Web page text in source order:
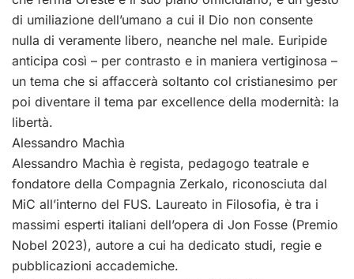
di umiliazione dell’umano a cui il Dio non consente
nulla di veramente libero, neanche nel male. Euripide
anticipa così – per contrasto e in maniera vertiginosa –
un tema che si affaccerà soltanto col cristianesimo per
poi diventare il tema par excellence della modernità: la
libertà.
Alessandro Machìa
Alessandro Machìa è regista, pedagogo teatrale e
fondatore della Compagnia Zerkalo, riconosciuta dal
MiC all’interno del FUS. Laureato in Filosofia, è tra i
massimi esperti italiani dell’opera di Jon Fosse (Premio
Nobel 2023), autore a cui ha dedicato studi, regie e
pubblicazioni accademiche.